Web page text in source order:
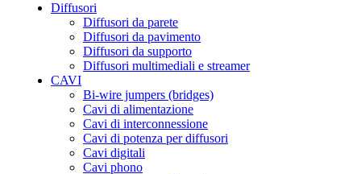
Diffusori
Diffusori da parete
Diffusori da pavimento
Diffusori da supporto
Diffusori multimediali e streamer
CAVI
Bi-wire jumpers (bridges)
Cavi di alimentazione
Cavi di interconnessione
Cavi di potenza per diffusori
Cavi digitali
Cavi phono